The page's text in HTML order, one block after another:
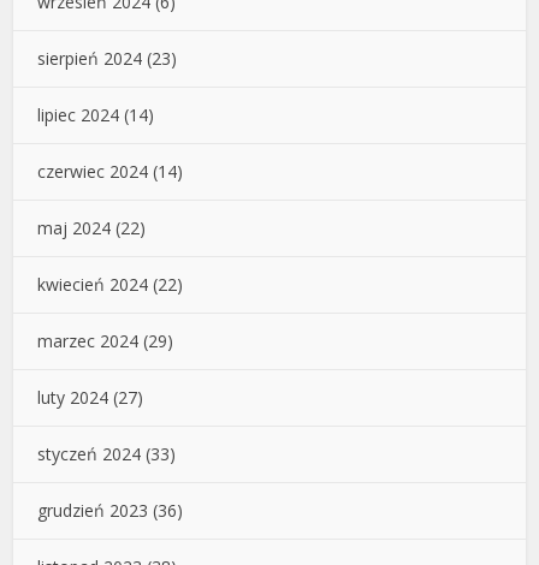
sierpień 2024 (23)
lipiec 2024 (14)
czerwiec 2024 (14)
maj 2024 (22)
kwiecień 2024 (22)
marzec 2024 (29)
luty 2024 (27)
styczeń 2024 (33)
grudzień 2023 (36)